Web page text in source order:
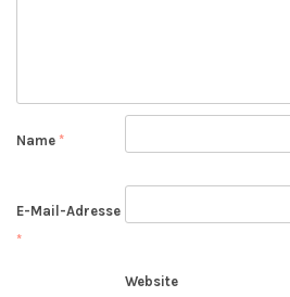
Name *
E-Mail-Adresse
*
Website